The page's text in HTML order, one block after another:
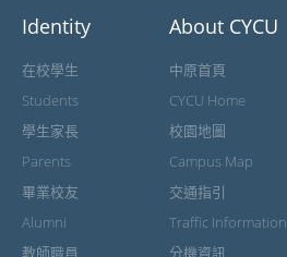
Identity
在校學生
Students
學生家長
Parents
畢業校友
Alumni
教師職員
About CYCU
中原首頁
CYCU Home
校園地圖
Campus Map
交通指引
Traffic Information
分機資訊